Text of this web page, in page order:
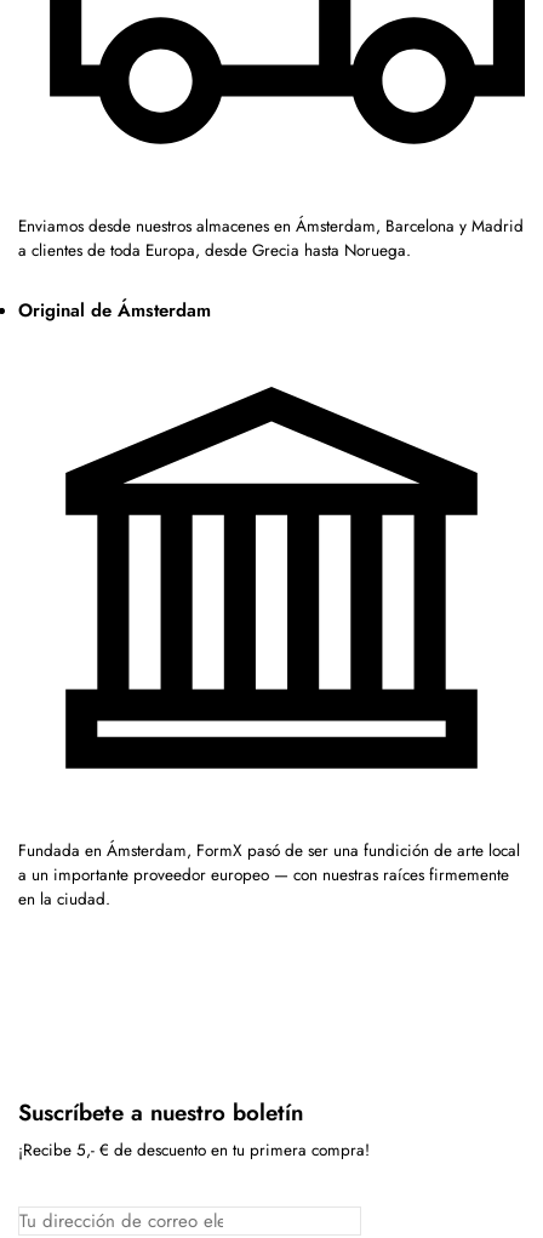
Enviamos desde nuestros almacenes en Ámsterdam, Barcelona y Madrid
a clientes de toda Europa, desde Grecia hasta Noruega.
Original de Ámsterdam
Fundada en Ámsterdam, FormX pasó de ser una fundición de arte local
a un importante proveedor europeo — con nuestras raíces firmemente
en la ciudad.
Suscríbete a nuestro boletín
¡Recibe 5,- € de descuento en tu primera compra!